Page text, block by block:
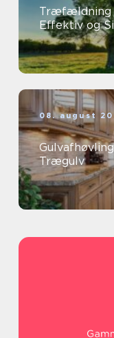
Træfældning
Effektiv og
08. august
Trægulv